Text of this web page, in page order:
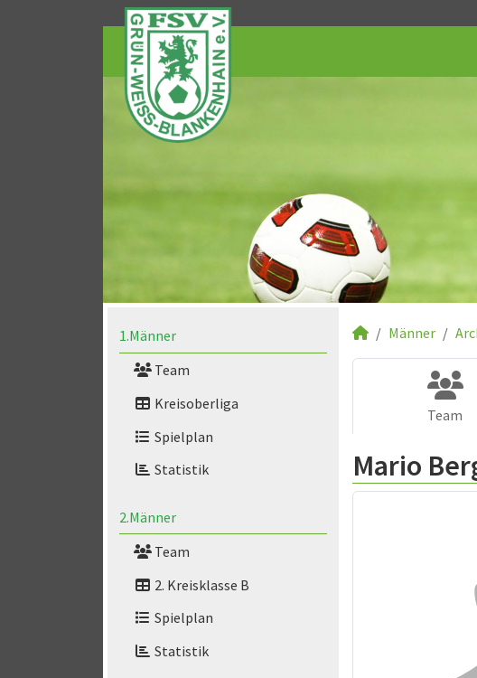
1.Männer
Team
Kreisoberliga
Spielplan
Statistik
2.Männer
Team
2. Kreisklasse B
Spielplan
Statistik
Männer
Team
Mario